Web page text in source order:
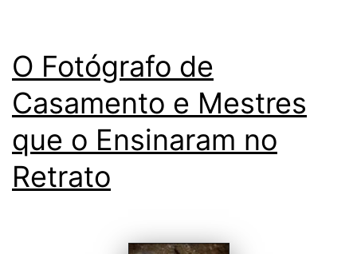
O Fotógrafo de
Casamento e Mestres
que o Ensinaram no
Retrato